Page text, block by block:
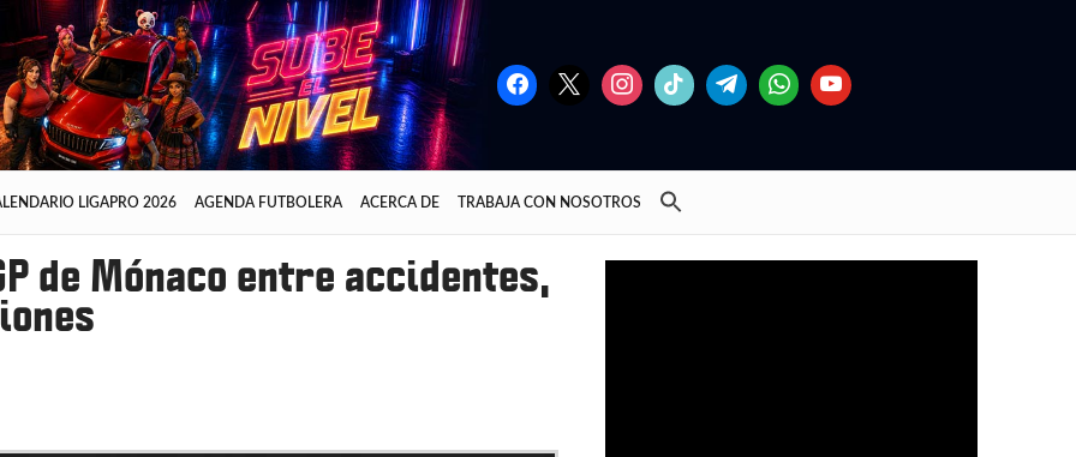
LIGAPRO 2026 AGENDA FUTBOLERA ACERCA DE TRABAJA CON NOSOTROS
de Mónaco entre accidentes,